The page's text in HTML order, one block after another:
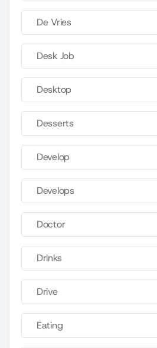
De Vries
Desk Job
Desktop
Desserts
Develop
Develops
Doctor
Drinks
Drive
Eating